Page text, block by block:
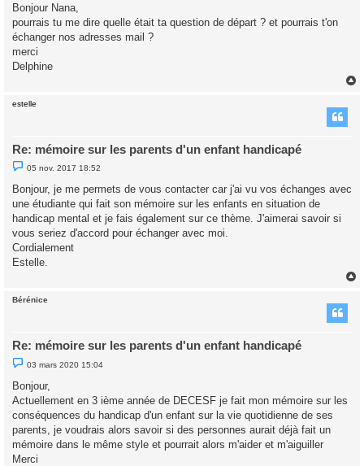
s
a
g
e
n
o
n
Bonjour Nana,
pourrais tu me dire quelle était ta question de départ ? et pourrais t'on
échanger nos adresses mail ?
merci
Delphine
estelle
Re: mémoire sur les parents d'un enfant handicapé
M
e
s
a
e
n
n
l
05 nov. 2017 18:52
Bonjour, je me permets de vous contacter car j'ai vu vos échanges avec
une étudiante qui fait son mémoire sur les enfants en situation de
handicap mental et je fais également sur ce thème. J'aimerai savoir si
vous seriez d'accord pour échanger avec moi.
Cordialement
Estelle.
Bérénice
Re: mémoire sur les parents d'un enfant handicapé
M
e
s
a
e
n
o
n
l
03 mars 2020 15:04
Bonjour,
Actuellement en 3 ième année de DECESF je fait mon mémoire sur les
conséquences du handicap d'un enfant sur la vie quotidienne de ses
parents, je voudrais alors savoir si des personnes aurait déjà fait un
mémoire dans le même style et pourrait alors m'aider et m'aiguiller
Merci